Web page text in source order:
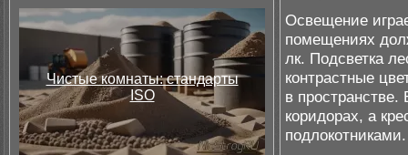
Чистые комнаты: стандарты
ISO
Освещение
помещениях
лк. Подсветка
контрастные
в
коридорах, а
подлокотниками.